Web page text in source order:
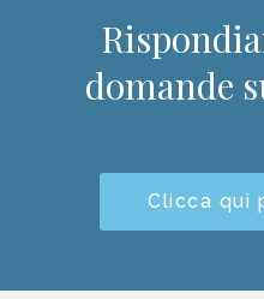
domande
Clicca qui